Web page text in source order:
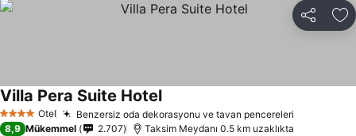
Paylaş
4 Yıldız Otel Benzersiz oda dekorasyonu ve tavan pencereleri
Villa Pera Suite Hotel
8,9 Mükemmel 2.707 Taksim Meydanı 0.5 km uzaklıkta